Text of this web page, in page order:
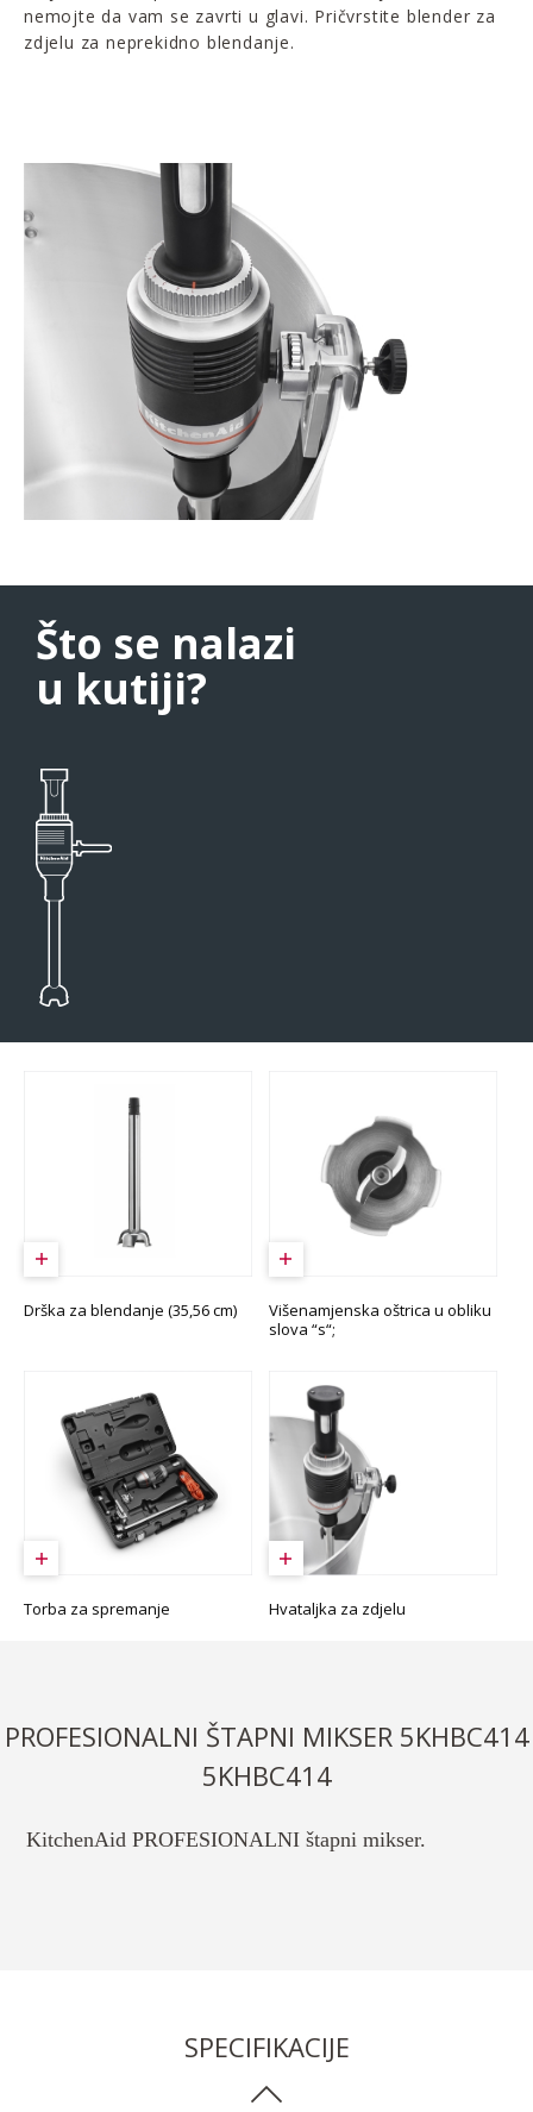
nemojte da vam se zavrti u glavi. Pričvrstite blender za
zdjelu za neprekidno blendanje.
Što se nalazi
u kutiji?
Drška za blendanje (35,56 cm)
Višenamjenska oštrica u obliku
slova “s“;
Torba za spremanje Hvataljka za zdjelu
PROFESIONALNI ŠTAPNI MIKSER 5KHBC414
5KHBC414
KitchenAid PROFESIONALNI štapni mikser.
SPECIFIKACIJE